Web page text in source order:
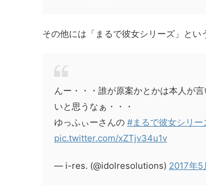
その他には「まるで彼女シリーズ」とい
んー・・・誰が原案かとかは本人が
いと思うなぁ・・・
ゆっふぃーさんの #まるで彼女シリー
pic.twitter.com/xZTjv34u1v
— i-res. (@idolresolutions) 2017年5